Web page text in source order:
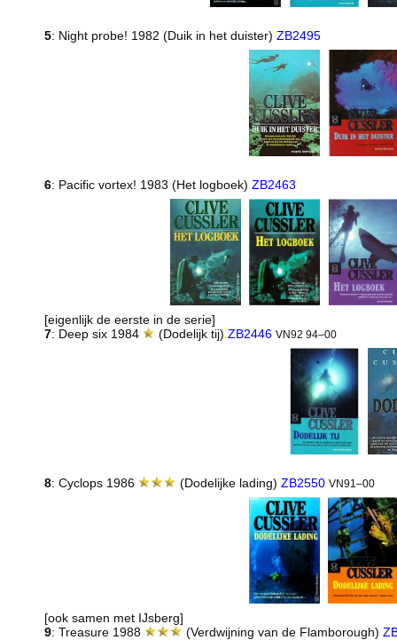
5: Night probe! 1982 (Duik in het duister) ZB2495
6: Pacific vortex! 1983 (Het logboek) ZB2463
[eigenlijk de eerste in de serie]
7: Deep six 1984 (Dodelijk tij)ZB2446 VN92 94–00
8: Cyclops 1986 (Dodelijke lading)ZB2550 VN91–00
[ook samen met IJsberg]
9: Treasure 1988 (Verdwijning van de Flamborough)